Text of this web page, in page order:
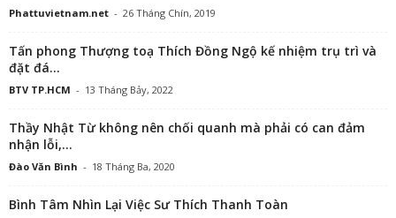
Phattuvietnam.net - 26 Tháng Chín, 2019
Tấn phong Thượng toạ Thích Đồng Ngộ kế nhiệm trụ trì và
đặt đá...
BTV TP.HCM - 13 Tháng Bảy, 2022
Thầy Nhật Từ không nên chối quanh mà phải có can đảm
nhận lỗi,...
Đào Văn Bình - 18 Tháng Ba, 2020
Bình Tâm Nhìn Lại Việc Sư Thích Thanh Toàn